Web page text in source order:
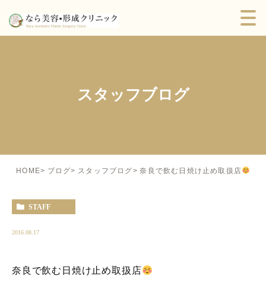
スタッフブログ
HOME ブログ スタッフブログ 奈良で飲む日焼け止め取扱店
STAFF
2016.08.17
奈良で飲む日焼け止め取扱店